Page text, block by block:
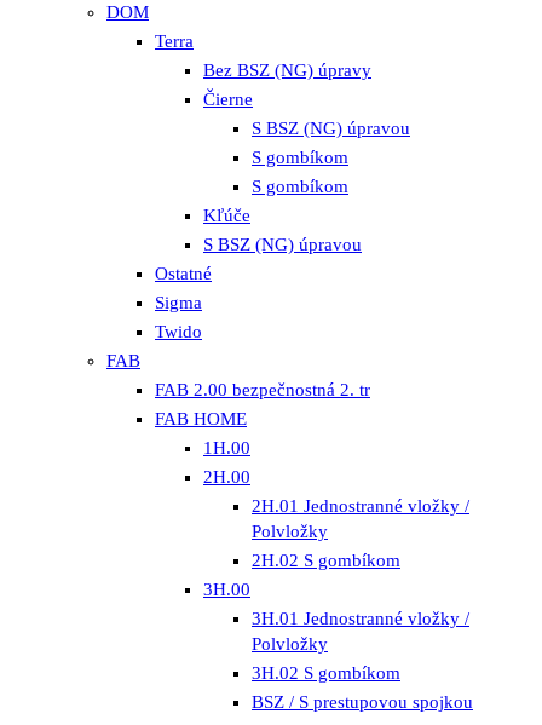
DOM
Terra
Bez BSZ (NG) úpravy
Čierne
S BSZ (NG) úpravou
S gombíkom
S gombíkom
Kľúče
S BSZ (NG) úpravou
Ostatné
Sigma
Twido
FAB
FAB 2.00 bezpečnostná 2. tr
FAB HOME
1H.00
2H.00
2H.01 Jednostranné vložky /
Polvložky
2H.02 S gombíkom
3H.00
3H.01 Jednostranné vložky /
Polvložky
3H.02 S gombíkom
BSZ / S prestupovou spojkou